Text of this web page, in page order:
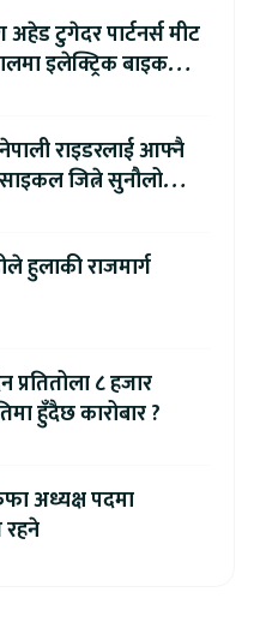
अहेड टुगेदर पार्टनर्स मीट
इलेक्ट्रिक बाइक
राइडरलाई आफ्नै
जित्ने सुनौलो
हुलाकी राजमार्ग
८ हजार
हुँदैछ कारोबार ?
अध्यक्ष पदमा
रहने